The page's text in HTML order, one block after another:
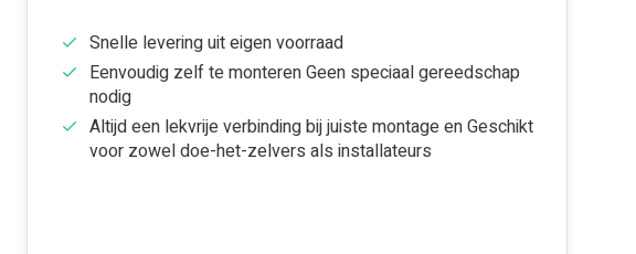
Snelle levering uit eigen voorraad
Eenvoudig zelf te monteren Geen speciaal gereedschap
nodig
Altijd een lekvrije verbinding bij juiste montage en Geschikt
voor zowel doe-het-zelvers als installateurs